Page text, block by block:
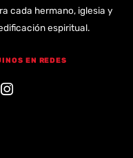
cada hermano, iglesia y
espiritual.
EN REDES